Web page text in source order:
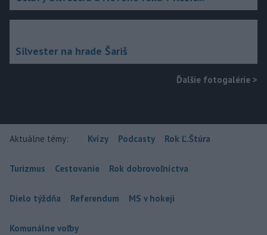
Silvester na hrade Šariš
Ďalšie fotogalérie >
Aktuálne témy: Kvízy Podcasty Rok Ľ.Štúra
Turizmus Cestovanie Rok dobrovoľníctva
Dielo týždňa Referendum MS v hokeji
Komunálne voľby